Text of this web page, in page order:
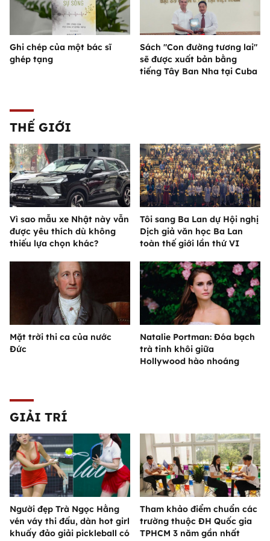
Ghi chép của một bác sĩ
ghép tạng
Sách "Con đường tương lai"
sẽ được xuất bản bằng
tiếng Tây Ban Nha tại Cuba
THẾ GIỚI
Vì sao mẫu xe Nhật này vẫn
được yêu thích dù không
thiếu lựa chọn khác?
Tôi sang Ba Lan dự Hội nghị
Dịch giả văn học Ba Lan
toàn thế giới lần thứ VI
Mặt trời thi ca của nước
Đức
Natalie Portman: Đóa bạch
trà tinh khôi giữa
Hollywood hào nhoáng
GIẢI TRÍ
Người đẹp Trà Ngọc Hằng
vén váy thi đấu, dàn hot girl
khuấy đảo giải pickleball có
Tham khảo điểm chuẩn các
trường thuộc ĐH Quốc gia
TPHCM 3 năm gần nhất